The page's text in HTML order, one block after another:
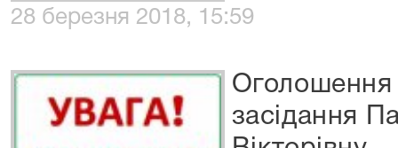
28 березня 2018, 15:59
Оголошення
засідання